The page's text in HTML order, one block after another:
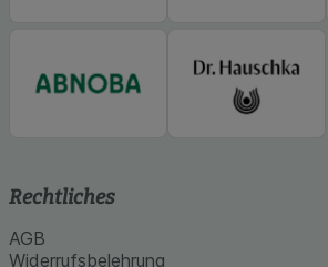
Rechtliches
AGB
Widerrufsbelehrung